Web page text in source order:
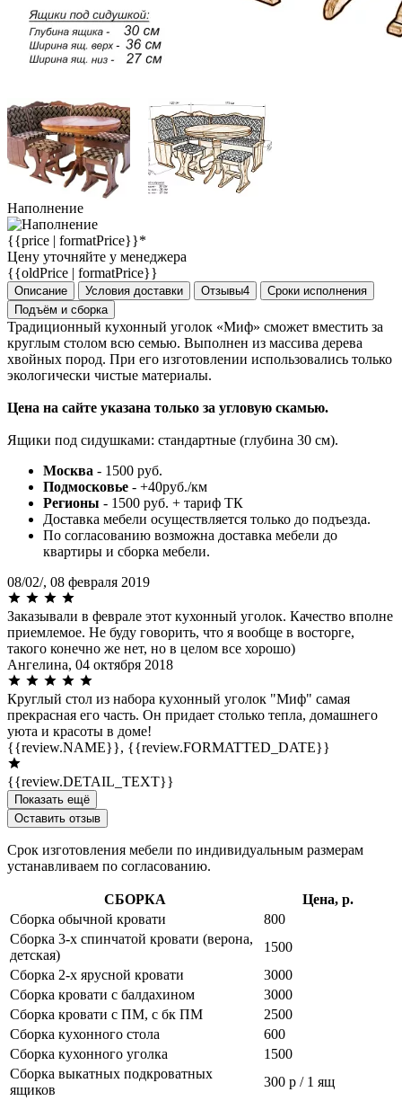
Наполнение
{{price | formatPrice}}*
Цену уточняйте у менеджера
{{oldPrice | formatPrice}}
Описание Условия доставки Отзывы4
Сроки исполнения
Подъём и сборка
Традиционный кухонный уголок «Миф» сможет вместить за
круглым столом всю семью. Выполнен из массива дерева
хвойных пород. При его изготовлении использовались только
экологически чистые материалы.
Цена на сайте указана только за угловую скамью.
Ящики под сидушками: стандартные (глубина 30 см).
Москва - 1500 руб.
Подмосковье - +40руб./км
Регионы - 1500 руб. + тариф ТК
Доставка мебели осуществляется только до подъезда.
По согласованию возможна доставка мебели до
квартиры и сборка мебели.
08/02/, 08 февраля 2019
Заказывали в феврале этот кухонный уголок. Качество вполне
приемлемое. Не буду говорить, что я вообще в восторге,
такого конечно же нет, но в целом все хорошо)
Ангелина, 04 октября 2018
Круглый стол из набора кухонный уголок "Миф" самая
прекрасная его часть. Он придает столько тепла, домашнего
уюта и красоты в доме!
{{review.NAME}}, {{review.FORMATTED_DATE}}
{{review.DETAIL_TEXT}}
Показать ещё
Оставить отзыв
Срок изготовления мебели по индивидуальным размерам
устанавливаем по согласованию.
СБОРКА
Цена, р.
Сборка обычной кровати
800
Сборка 3-х спинчатой кровати (верона,
детская)
1500
Сборка 2-х ярусной кровати
3000
Сборка кровати с балдахином
3000
Сборка кровати с ПМ, с бк ПМ
2500
Сборка кухонного стола
600
Сборка кухонного уголка
1500
Сборка выкатных подкроватных
ящиков
300 р / 1 ящ